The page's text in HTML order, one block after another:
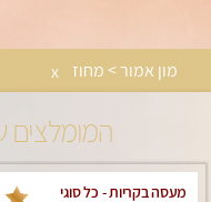
מון אמור > מחוז x
המומלצים
מעסה בקריות - כל סוגי